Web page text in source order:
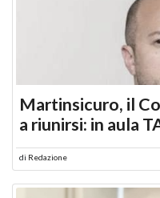
Martinsicuro, il
a riunirsi: in aula
di Redazione